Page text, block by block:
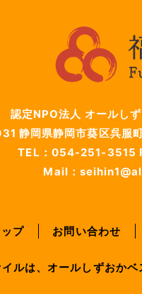
認定NPO法人 オールし
静岡県静岡市葵区呉服
TEL：054-251-3515
Mail：
プ お問い合わせ
ルは、オールしずおか